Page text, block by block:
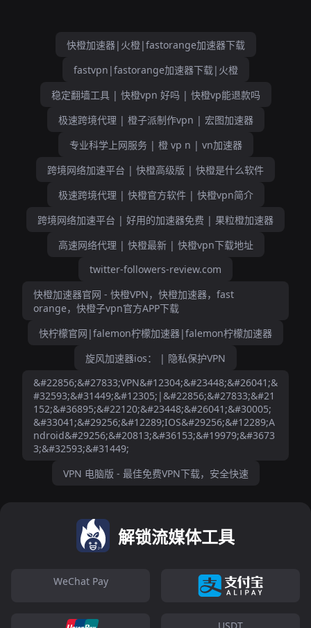
快橙加速器|火橙|fastorange加速器下载
fastvpn|fastorange加速器下载|火橙
稳定翻墙工具 | 快橙vpn 好吗 | 快橙vp能退款吗
极速跨境代理 | 橙子派制作vpn | 宏图加速器
专业科学上网服务 | 橙 vp n | vn加速器
跨境网络加速平台 | 快橙高级版 | 快橙是什么软件
极速跨境代理 | 快橙官方软件 | 快橙vpn简介
跨境网络加速平台 | 好用的加速器免费 | 果粒橙加速器
高速网络代理 | 快橙最新 | 快橙vpn下载地址
twitter-followers-review.com
快橙加速器官网 - 快橙VPN，快橙加速器，fast
orange，快橙子vpn官方APP下载
快柠檬官网|falemon柠檬加速器|falemon柠檬加速器
旋风加速器ios： | 隐私保护VPN
&#22856;&#27833;VPN&#12304;&#23448;&#26041;&
#32593;&#31449;&#12305;|&#22856;&#27833;&#21
152;&#36895;&#22120;&#23448;&#26041;&#30005;
&#33041;&#29256;&#12289;IOS&#29256;&#12289;A
ndroid&#29256;&#20813;&#36153;&#19979;&#3673
3;&#32593;&#31449;
VPN 电脑版 - 最佳免费VPN下载，安全快速
解锁流媒体工具
WeChat Pay